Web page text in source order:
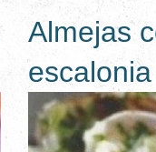
Almejas
escalonia